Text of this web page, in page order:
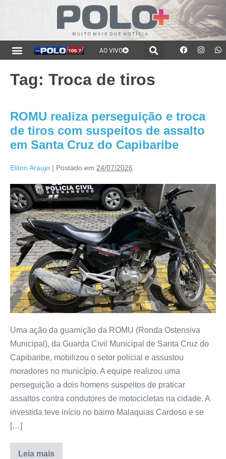
AO VIVO
Tag: Troca de tiros
ROMU realiza perseguição e troca
de tiros com suspeitos de assalto
em Santa Cruz do Capibaribe
Eliton Araujo | Postado em 24/07/2026
Uma ação da guarnição da ROMU (Ronda Ostensiva
Municipal), da Guarda Civil Municipal de Santa Cruz do
Capibaribe, mobilizou o setor policial e assustou
moradores no município. A equipe realizou uma
perseguição a dois homens suspeitos de praticar
assaltos contra condutores de motocicletas na cidade. A
investida teve início no bairro Malaquias Cardoso e se
[…]
Leia mais